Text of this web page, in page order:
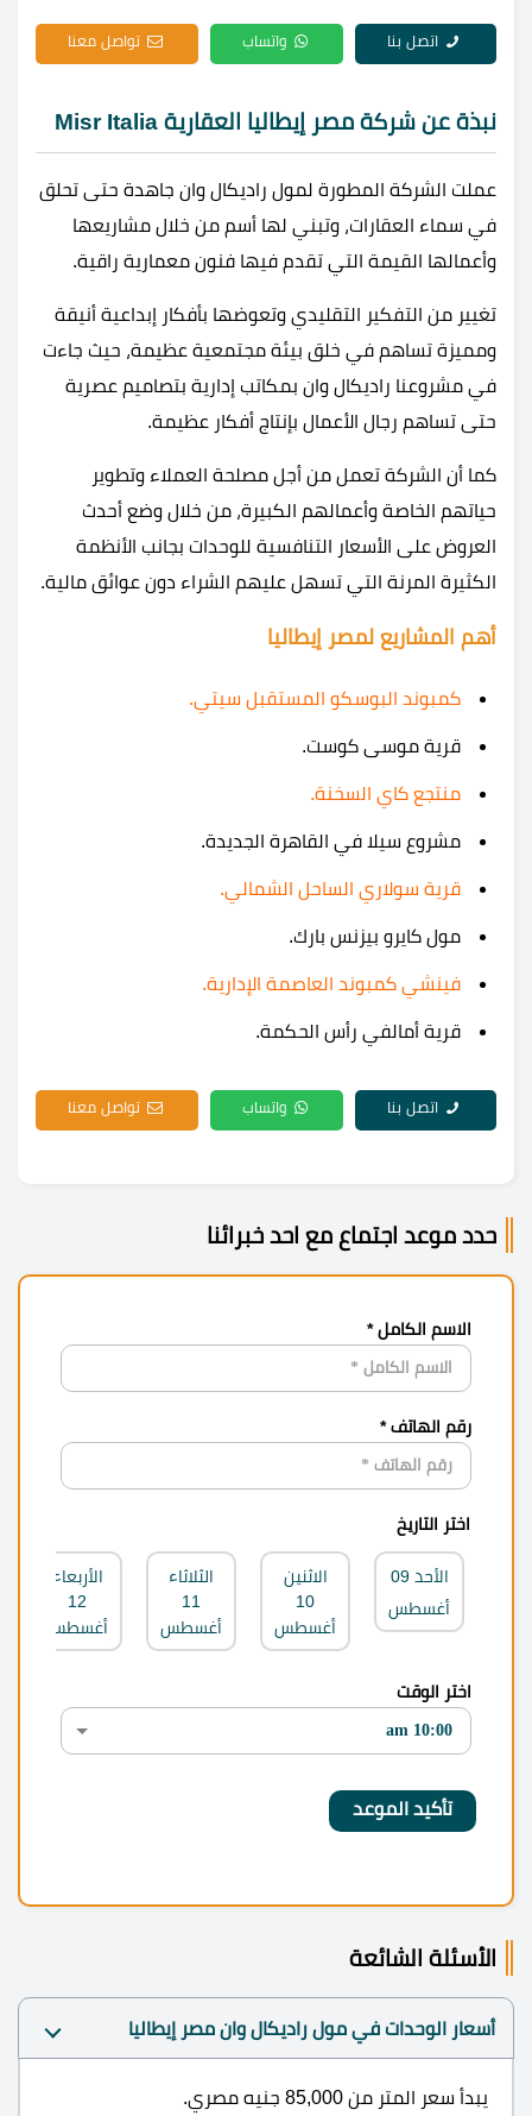
اتصل بنا واتساب تواصل معنا
نبذة عن شركة مصر إيطاليا العقارية Misr Italia
عملت الشركة المطورة لمول راديكال وان جاهدة حتى تحلق
في سماء العقارات، وتبني لها أسم من خلال مشاريعها
وأعمالها القيمة التي تقدم فيها فنون معمارية راقية.
تغيير من التفكير التقليدي وتعوضها بأفكار إبداعية أنيقة
ومميزة تساهم في خلق بيئة مجتمعية عظيمة، حيث جاءت
في مشروعنا راديكال وان بمكاتب إدارية بتصاميم عصرية
حتى تساهم رجال الأعمال بإنتاج أفكار عظيمة.
كما أن الشركة تعمل من أجل مصلحة العملاء وتطوير
حياتهم الخاصة وأعمالهم الكبيرة، من خلال وضع أحدث
العروض على الأسعار التنافسية للوحدات بجانب الأنظمة
الكثيرة المرنة التي تسهل عليهم الشراء دون عوائق مالية.
أهم المشاريع لمصر إيطاليا
كمبوند البوسكو المستقبل سيتي.
قرية موسى كوست.
منتجع كاي السخنة.
مشروع سيلا في القاهرة الجديدة.
قرية سولاري الساحل الشمالي.
مول كايرو بيزنس بارك.
فينشي كمبوند العاصمة الإدارية.
قرية أمالفي رأس الحكمة.
اتصل بنا واتساب تواصل معنا
حدد موعد اجتماع مع احد خبرائنا
الاسم الكامل *
رقم الهاتف *
اختر التاريخ
الأحد 09
أغسطس
الاثنين
10
أغسطس
الثلاثاء
11
أغسطس
الأربعاء
12
أغسطس
اختر الوقت
الأسئلة الشائعة
أسعار الوحدات في مول راديكال وان مصر إيطاليا
يبدأ سعر المتر من 85,000 جنيه مصري.